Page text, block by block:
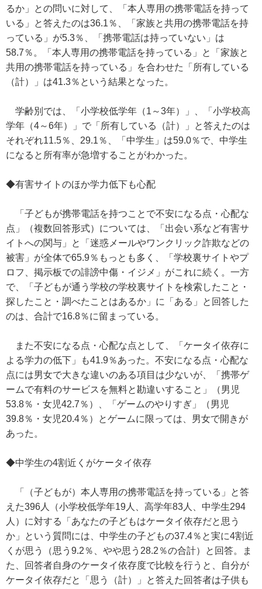
るか」との問いに対して、「本人専用の携帯電話を持って
いる」と答えたのは36.1％、「家族と共用の携帯電話を持
っている」が5.3％、「携帯電話は持っていない」は
58.7％。「本人専用の携帯電話を持っている」と「家族と
共用の携帯電話を持っている」を合わせた「所有している
（計）」は41.3％という結果となった。
学齢別では、「小学校低学年（1～3年）」、「小学校高
学年（4～6年）」で「所有している（計）」と答えたのは
それぞれ11.5％、29.1％、「中学生」は59.0％で、中学生
になると所有率が急増することがわかった。
◆有害サイトのほか学力低下も心配
「子どもが携帯電話を持つことで不安になる点・心配な
点」（複数回答形式）については、「出会い系など有害サ
イトへの関与」と「迷惑メールやワンクリック詐欺などの
被害」が全体で65.9％もっとも多く、「学校裏サイトやプ
ロフ、掲示板での誹謗中傷・イジメ」がこれに続く。一方
で、「子どもが通う学校の学校裏サイトを検索したこと・
探したこと・調べたことはあるか」に「ある」と回答した
のは、合計で16.8％に留まっている。
また不安になる点・心配な点として、「ケータイ依存に
よる学力の低下」も41.9％あった。不安になる点・心配な
点には男女で大きな違いのある項目は少ないが、「携帯ゲ
ームで有料のサービスを無料と勘違いすること」（男児
53.8％・女児42.7％）、「ゲームのやりすぎ」（男児
39.8％・女児20.4％）とゲームに限っては、男女で開きが
あった。
◆中学生の4割近くがケータイ依存
「（子どもが）本人専用の携帯電話を持っている」と答
えた396人（小学校低学年19人、高学年83人、中学生294
人）に対する「あなたの子どもはケータイ依存だと思う
か」という質問には、中学生の子どもの37.4％と実に4割近
くが思う（思う9.2％、やや思う28.2％の合計）と回答。ま
た、回答者自身のケータイ依存度で比較を行うと、自分が
ケータイ依存だと「思う（計）」と答えた回答者は子供も